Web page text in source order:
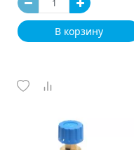
В корзину